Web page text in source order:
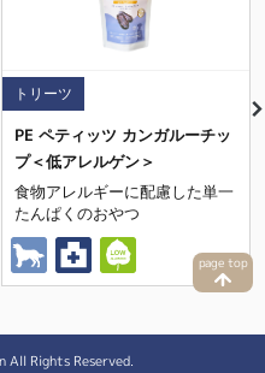
トリーツ
PE ペティッツ カンガルーチッ
プ＜低アレルゲン＞
食物アレルギーに配慮した単一
たんぱくのおやつ
All Rights Reserved.
page top